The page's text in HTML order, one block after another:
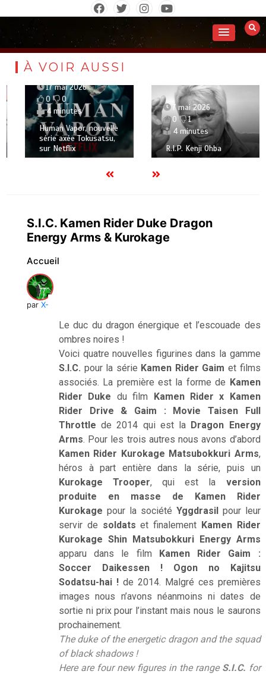
contenu
À VOIR AUSSI
17 mai 2026
0
0
4 minutes
Human Vapor, nouvelle
série axée Tokusatsu,
sur Netflix
7 mai 2026
0
1
4 minutes
R.I.P. Kenji Ohba
S.I.C. Kamen Rider Duke Dragon
Energy Arms & Kurokage
Accueil
par X-Verine
Le duc du dragon énergique et l’escouade des
ombres noires !
Voici quatre nouvelles figurines dans la gamme
S.I.C. pour la série Kamen Rider Gaim et films
associés. La première est la forme de Kamen
Rider Duke du film Kamen Rider x Kamen
Rider Drive & Gaim : Movie Taisen Full
Throttle de 2014 qui est la Dragon Energy
Arms. Pour les trois autres nous avons d’abord
Kamen Rider Kurokage Matsubokkuri Arms,
héros à part entière dans la série, puis un
Kurokage Trooper, qui est la version
produite en masse de Kamen Rider
Kurokage pour la société Yggdrasilpour leur
servir de soldats et finalement Kamen Rider
Kurokage Shin Matsubokkuri Energy Arms
apparu dans le film Kamen Rider Gaim :
Soccer Daikessen ! Ogon no Kajitsu
Sodatsu-hai !de 2014. Malgré ces premières
images nous n’avons néanmoins ni dates de
sortie ni prix pour l’instant mais nous le saurons
prochainement.
The duke of the energetic dragon and the squad
of black shadows !
Here are four new figures in the range S.I.C. for